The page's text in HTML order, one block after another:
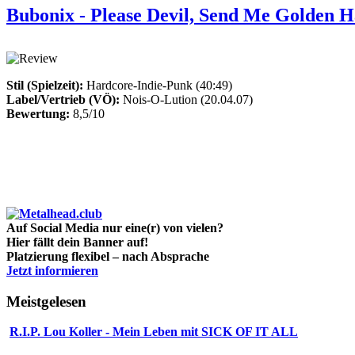
Bubonix - Please Devil, Send Me Golden
Stil (Spielzeit): Hardcore-Indie-Punk (40:49)
Label/Vertrieb (VÖ): Nois-O-Lution (20.04.07)
Bewertung: 8,5/10
Auf Social Media nur eine(r) von vielen?
Hier fällt dein Banner auf!
Platzierung flexibel – nach Absprache
Jetzt informieren
Meistgelesen
R.I.P. Lou Koller - Mein Leben mit SICK OF IT ALL